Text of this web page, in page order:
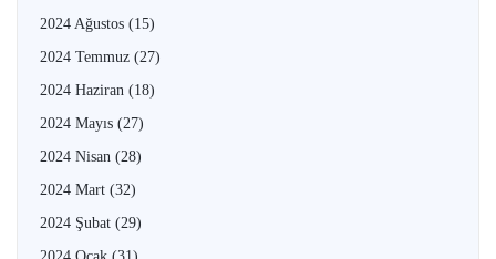
2024 Ağustos (15)
2024 Temmuz (27)
2024 Haziran (18)
2024 Mayıs (27)
2024 Nisan (28)
2024 Mart (32)
2024 Şubat (29)